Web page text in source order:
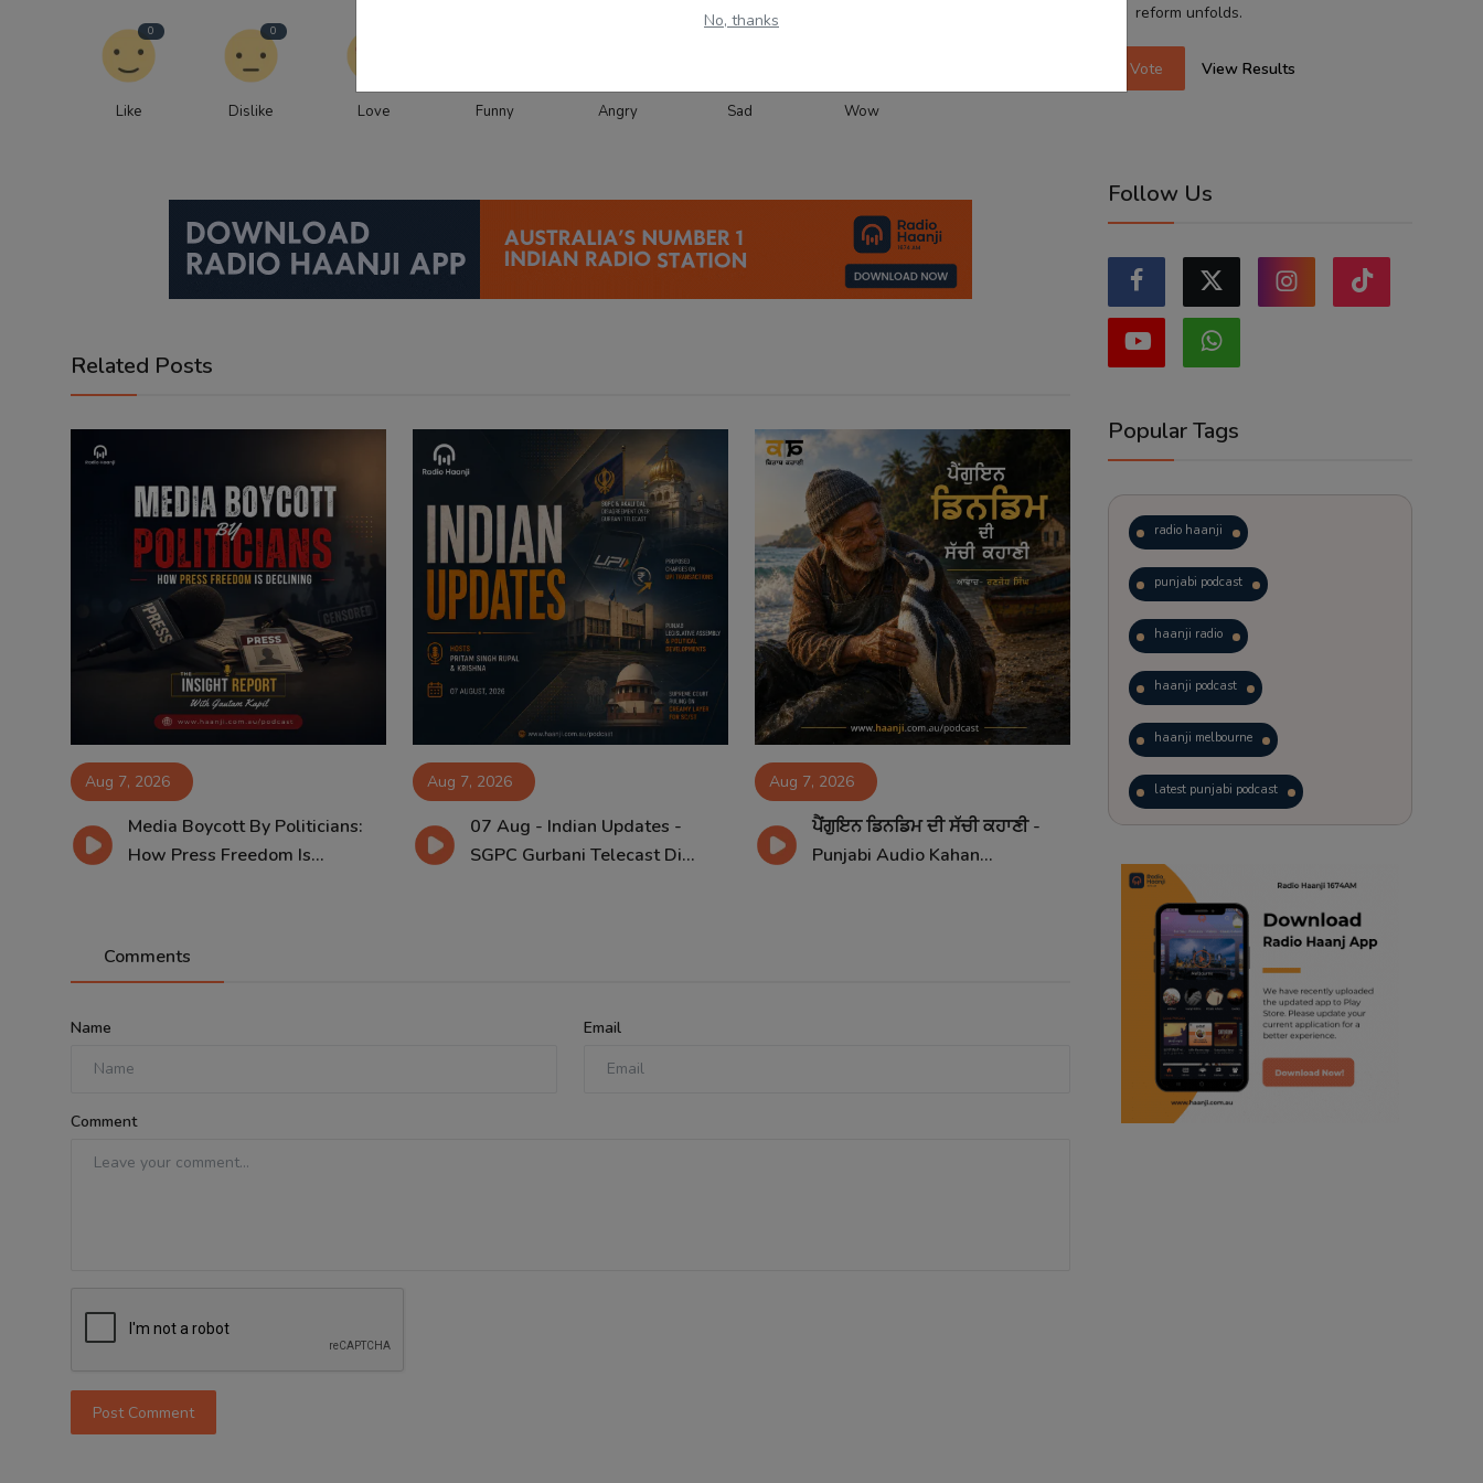
No, thanks
0
Like
0
Dislike Love Funny Angry
0
Sad Wow
Related Posts
Aug 7, 2026
Media Boycott By Politicians:
How Press Freedom Is...
Aug 7, 2026
07 Aug - Indian Updates -
SGPC Gurbani Telecast Di...
Aug 7, 2026
ਪੈਂਗੁਇਨ ਡਿਨਡਿਮ ਦੀ ਸੱਚੀ ਕਹਾਣੀ -
Punjabi Audio Kahan...
Comments
Name Email
Comment
Post Comment
reform unfolds.
Vote View Results
Follow Us
Popular Tags
radio haanji
punjabi podcast
haanji radio
haanji podcast
haanji melbourne
latest punjabi podcast
trending punjabi podcast
ranjodh singh
punjabi podcast australia
radio haanji updates
punjabi kahani